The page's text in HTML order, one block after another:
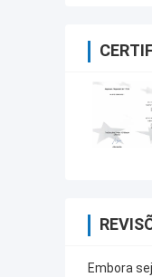
Embora